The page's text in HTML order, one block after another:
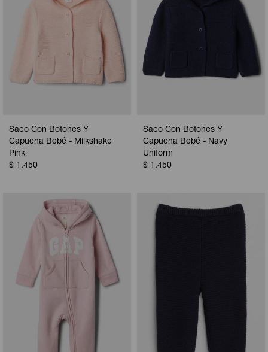
Saco Con Botones Y
Capucha Bebé - Milkshake
Pink
$ 1.450
Saco Con Botones Y
Capucha Bebé - Navy
Uniform
$ 1.450